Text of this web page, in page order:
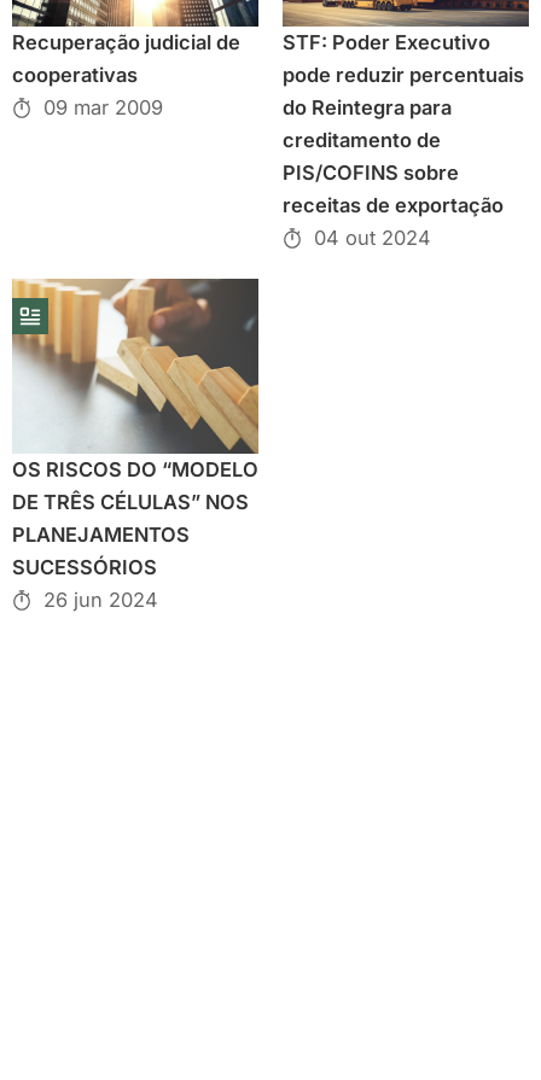
Recuperação judicial de
cooperativas
09 mar 2009
STF: Poder Executivo
pode reduzir percentuais
do Reintegra para
creditamento de
PIS/COFINS sobre
receitas de exportação
04 out 2024
OS RISCOS DO “MODELO
DE TRÊS CÉLULAS” NOS
PLANEJAMENTOS
SUCESSÓRIOS
26 jun 2024